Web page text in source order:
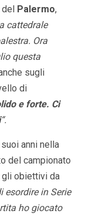
del Palermo,
cattedrale
Ora
questa
sugli
di
e forte. Ci
“.
anni nella
del campionato
gli obiettivi da
esordire in Serie
ho giocato